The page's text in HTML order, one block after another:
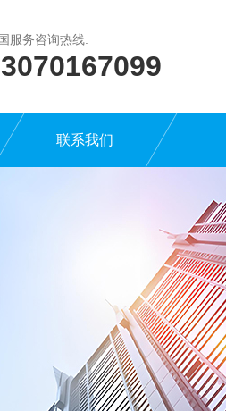
服务咨询热线:
联系我们